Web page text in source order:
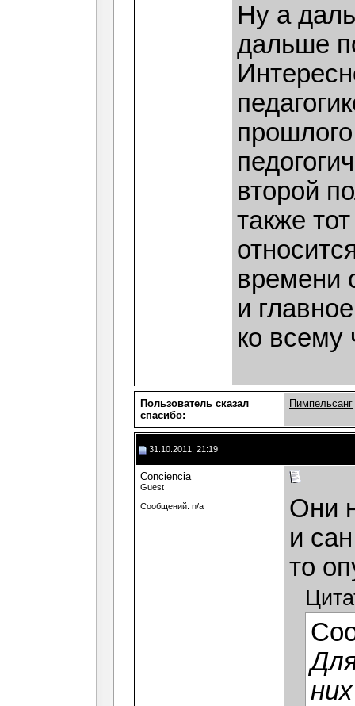
Ну а
дальше
второй
также
времени
и
ко всему
Пользователь сказал
cпасибо:
Пимпельсанг
31.10.2011, 21:19
Сonciencia
Guest
Сообщений: n/a
Они
и
то